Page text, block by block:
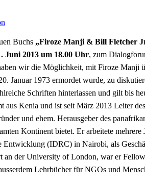
Buchs „Firoze Manji & Bill Fletcher
Juni 2013 um 18.00 Uhr, zum
wir die Möglichkeit, mit Firoze Manji
Januar 1973 ermordet wurde, zu
Schriften hinterlassen und gilt bis
aus Kenia und ist seit März 2013 Leiter
und ehem. Herausgeber des
Kontinent bietet. Er arbeitete
Entwicklung (IDRC) in Nairobi, als
an der University of London, war er
Lehrbücher für NGOs und